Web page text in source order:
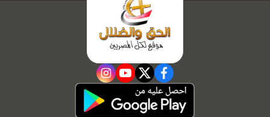
facebook
twitter
youtube
instagram